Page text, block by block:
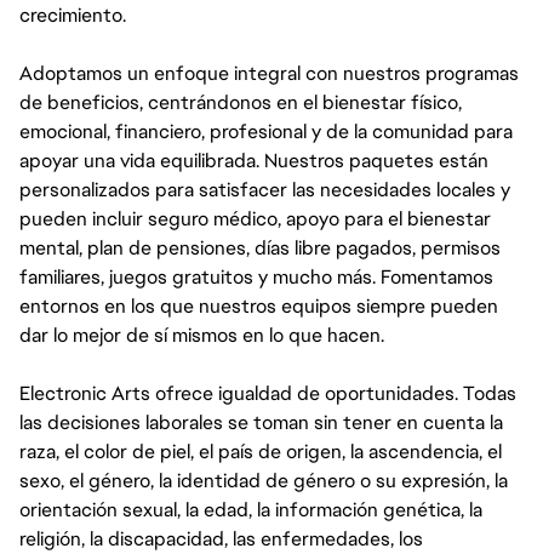
crecimiento.
Adoptamos un enfoque integral con nuestros programas
de beneficios, centrándonos en el bienestar físico,
emocional, financiero, profesional y de la comunidad para
apoyar una vida equilibrada. Nuestros paquetes están
personalizados para satisfacer las necesidades locales y
pueden incluir seguro médico, apoyo para el bienestar
mental, plan de pensiones, días libre pagados, permisos
familiares, juegos gratuitos y mucho más. Fomentamos
entornos en los que nuestros equipos siempre pueden
dar lo mejor de sí mismos en lo que hacen.
Electronic Arts ofrece igualdad de oportunidades. Todas
las decisiones laborales se toman sin tener en cuenta la
raza, el color de piel, el país de origen, la ascendencia, el
sexo, el género, la identidad de género o su expresión, la
orientación sexual, la edad, la información genética, la
religión, la discapacidad, las enfermedades, los